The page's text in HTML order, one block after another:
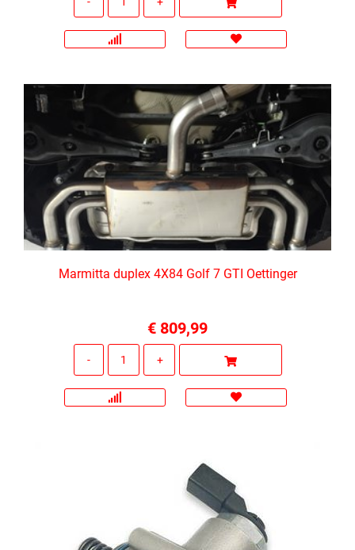
Marmitta duplex 4X84 Golf 7 GTI Oettinger
€ 809,99